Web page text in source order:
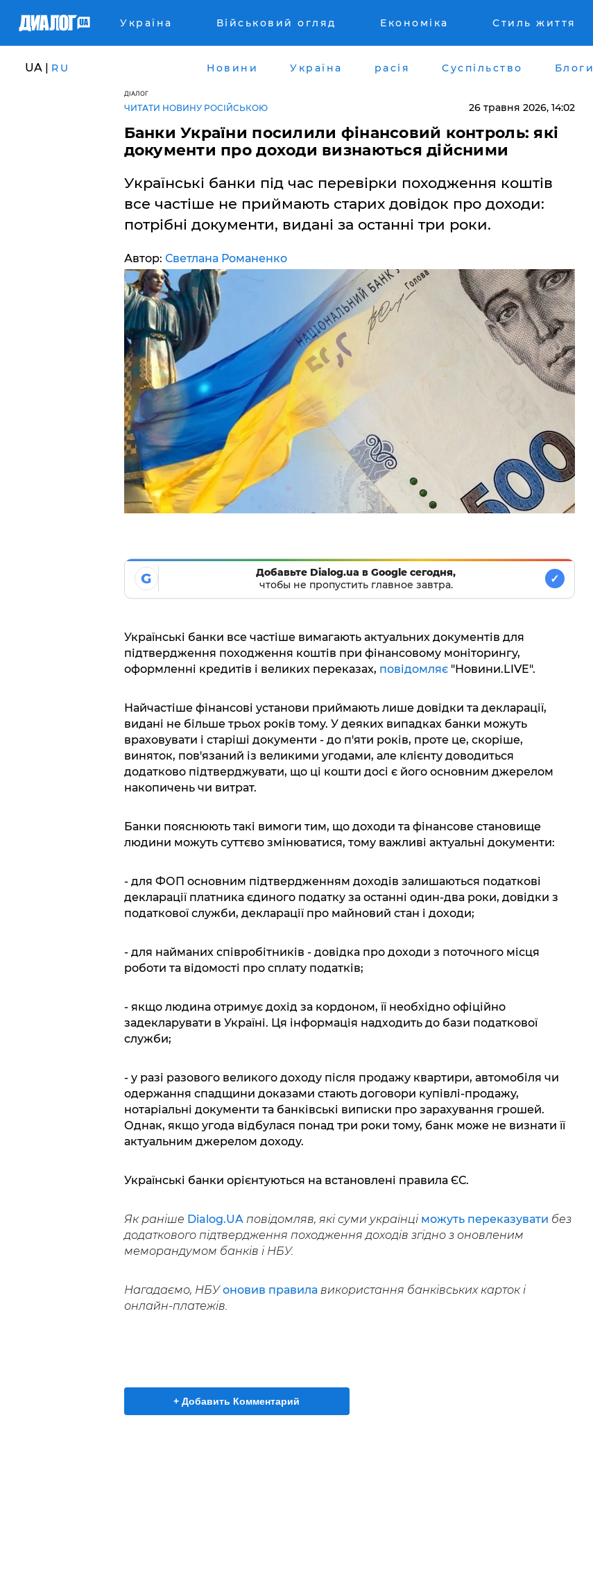
Україна Військовий огляд Економіка Стиль життя
UA | RU Новини Україна расія Суспільство Блоги
ДІАЛОГ
ЧИТАТИ НОВИНУ РОСІЙСЬКОЮ 26 травня 2026, 14:02
Банки України посилили фінансовий контроль: які
документи про доходи визнаються дійсними
Українські банки під час перевірки походження коштів
все частіше не приймають старих довідок про доходи:
потрібні документи, видані за останні три роки.
Автор: Светлана Романенко
G
Добавьте Dialog.ua в Google сегодня,
чтобы не пропустить главное завтра.
✓
Українські банки все частіше вимагають актуальних документів для
підтвердження походження коштів при фінансовому моніторингу,
оформленні кредитів і великих переказах, повідомляє "Новини.LIVE".
Найчастіше фінансові установи приймають лише довідки та декларації,
видані не більше трьох років тому. У деяких випадках банки можуть
враховувати і старіші документи - до п'яти років, проте це, скоріше,
виняток, пов'язаний із великими угодами, але клієнту доводиться
додатково підтверджувати, що ці кошти досі є його основним джерелом
накопичень чи витрат.
Банки пояснюють такі вимоги тим, що доходи та фінансове становище
людини можуть суттєво змінюватися, тому важливі актуальні документи:
- для ФОП основним підтвердженням доходів залишаються податкові
декларації платника єдиного податку за останні один-два роки, довідки з
податкової служби, декларації про майновий стан і доходи;
- для найманих співробітників - довідка про доходи з поточного місця
роботи та відомості про сплату податків;
- якщо людина отримує дохід за кордоном, її необхідно офіційно
задекларувати в Україні. Ця інформація надходить до бази податкової
служби;
- у разі разового великого доходу після продажу квартири, автомобіля чи
одержання спадщини доказами стають договори купівлі-продажу,
нотаріальні документи та банківські виписки про зарахування грошей.
Однак, якщо угода відбулася понад три роки тому, банк може не визнати її
актуальним джерелом доходу.
Українські банки орієнтуються на встановлені правила ЄС.
Як раніше Dialog.UAповідомляв, які суми українці можуть переказувати без
додаткового підтвердження походження доходів згідно з оновленим
меморандумом банків і НБУ.
Нагадаємо, НБУоновив правилавикористання банківських карток і
онлайн-платежів.
+ Добавить Комментарий